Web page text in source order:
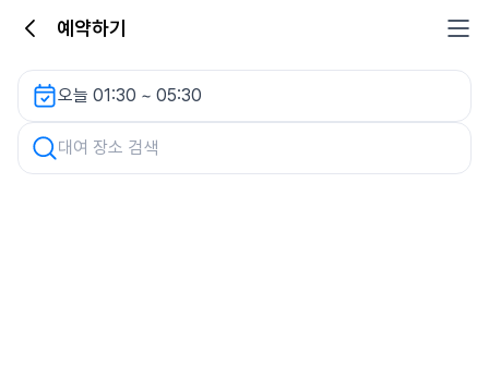
예약하기
오늘 01:30 ~ 05:30
힐스테이트과천중앙 (입주민주차장) 렌터카